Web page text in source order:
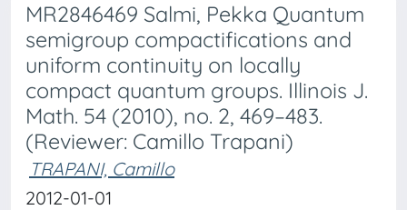
MR2846469 Salmi, Pekka Quantum
semigroup compactifications and
uniform continuity on locally
compact quantum groups. Illinois J.
Math. 54 (2010), no. 2, 469–483.
(Reviewer: Camillo Trapani)
TRAPANI, Camillo
2012-01-01